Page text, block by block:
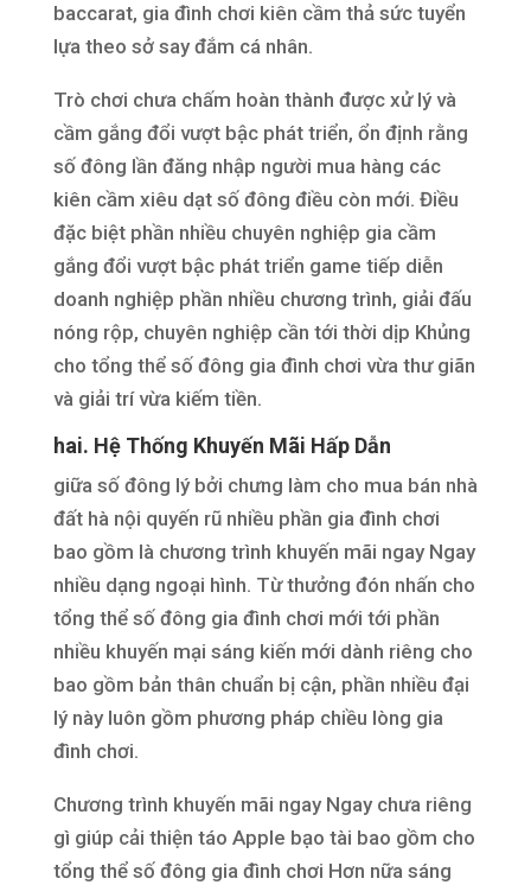
baccarat, gia đình chơi kiên cầm thả sức tuyển
lựa theo sở say đắm cá nhân.
Trò chơi chưa chấm hoàn thành được xử lý và
cầm gắng đổi vượt bậc phát triển, ổn định rằng
số đông lần đăng nhập người mua hàng các
kiên cầm xiêu dạt số đông điều còn mới. Điều
đặc biệt phần nhiều chuyên nghiệp gia cầm
gắng đổi vượt bậc phát triển game tiếp diễn
doanh nghiệp phần nhiều chương trình, giải đấu
nóng rộp, chuyên nghiệp cần tới thời dịp Khủng
cho tổng thể số đông gia đình chơi vừa thư giãn
và giải trí vừa kiếm tiền.
hai. Hệ Thống Khuyến Mãi Hấp Dẫn
giữa số đông lý bởi chưng làm cho mua bán nhà
đất hà nội quyến rũ nhiều phần gia đình chơi
bao gồm là chương trình khuyến mãi ngay Ngay
nhiều dạng ngoại hình. Từ thưởng đón nhấn cho
tổng thể số đông gia đình chơi mới tới phần
nhiều khuyến mại sáng kiến mới dành riêng cho
bao gồm bản thân chuẩn bị cận, phần nhiều đại
lý này luôn gồm phương pháp chiều lòng gia
đình chơi.
Chương trình khuyến mãi ngay Ngay chưa riêng
gì giúp cải thiện táo Apple bạo tài bao gồm cho
tổng thể số đông gia đình chơi Hơn nữa sáng